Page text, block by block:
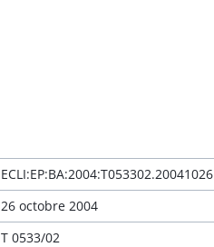
ECLI:EP:BA:2004:T053302.20041026
26 octobre 2004
T 0533/02